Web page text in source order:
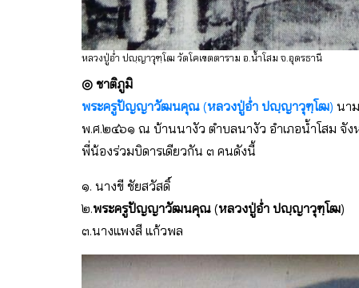
หลวงปู่อ่ำ ปญฺญาวุฑฺโฒ วัดโคเขตตาราม อ.น้ำโสม จ.อุดรธานี
◎ ชาติภูมิ
พระครูปัญญาวัฒนคุณ (หลวงปู่อ่ำ ปญฺญาวุฑฺโฒ) นา
พ.ศ.๒๔๖๑ ณ บ้านนางัว ตำบลนางัว อำเภอน้ำโสม จั
พี่น้องร่วมบิดารเดียวกัน ๓ คนดังนี้
๑. นางขี ชัยสวัสดิ์
๒.พระครูปัญญาวัฒนคุณ (หลวงปู่อ่ำ ปญฺญาวุฑฺโฒ)
๓.นางแพงสี แก้วพล